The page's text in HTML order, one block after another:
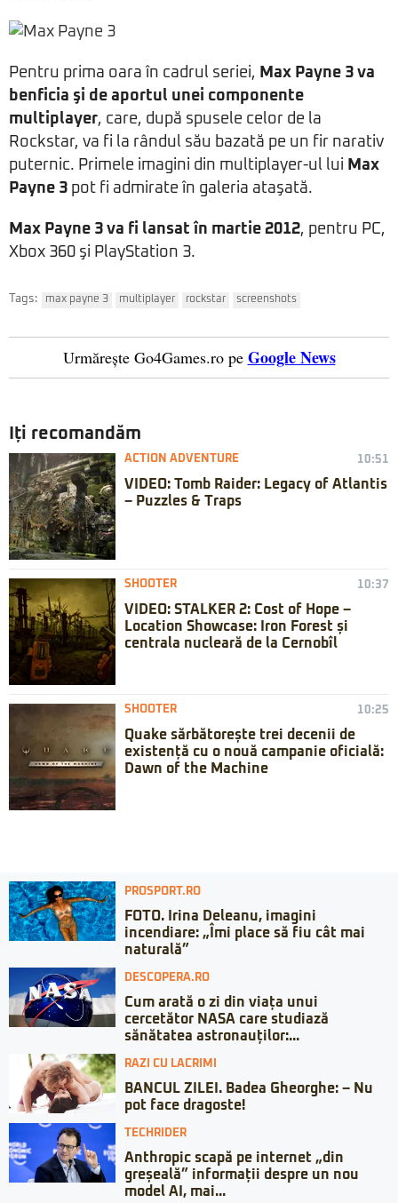
Pentru prima oara în cadrul seriei, Max Payne 3 va
benficia şi de aportul unei componente
multiplayer, care, după spusele celor de la
Rockstar, va fi la rândul său bazată pe un fir narativ
puternic. Primele imagini din multiplayer-ul lui Max
Payne 3 pot fi admirate în galeria ataşată.
Max Payne 3 va fi lansat în martie 2012, pentru PC,
Xbox 360 şi PlayStation 3.
Tags: max payne 3 multiplayer rockstar screenshots
Urmărește Go4Games.ro pe Google News
Iți recomandăm
ACTION ADVENTURE 10:51
VIDEO: Tomb Raider: Legacy of Atlantis
– Puzzles & Traps
SHOOTER 10:37
VIDEO: STALKER 2: Cost of Hope –
Location Showcase: Iron Forest și
centrala nucleară de la Cernobîl
SHOOTER 10:25
Quake sărbătorește trei decenii de
existență cu o nouă campanie oficială:
Dawn of the Machine
PROSPORT.RO
FOTO. Irina Deleanu, imagini
incendiare: „Îmi place să fiu cât mai
naturală”
DESCOPERA.RO
Cum arată o zi din viața unui
cercetător NASA care studiază
sănătatea astronauților:...
RAZI CU LACRIMI
BANCUL ZILEI. Badea Gheorghe: – Nu
pot face dragoste!
TECHRIDER
Anthropic scapă pe internet „din
greșeală” informații despre un nou
model AI, mai...